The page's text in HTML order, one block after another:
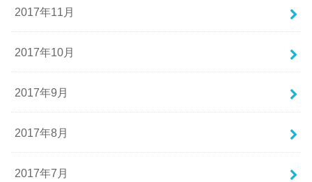
2017年11月
2017年10月
2017年9月
2017年8月
2017年7月